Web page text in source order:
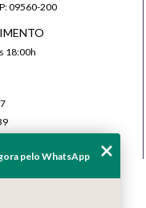
09560-200
18:00h
pelo WhatsApp